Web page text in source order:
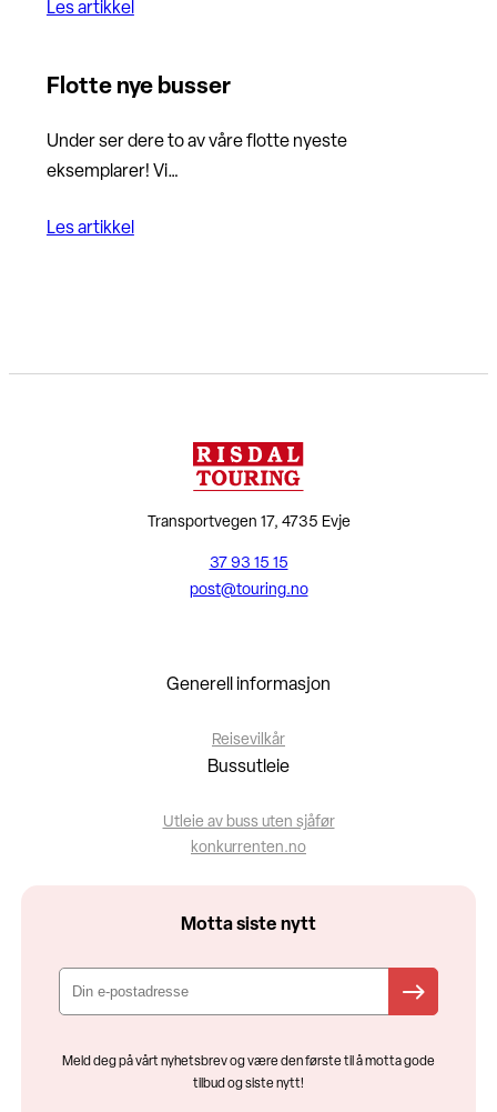
Les artikkel
Flotte nye busser
Under ser dere to av våre flotte nyeste
eksemplarer! Vi…
Les artikkel
Transportvegen 17, 4735 Evje
37 93 15 15
post@touring.no
Generell informasjon
Reisevilkår
Bussutleie
Utleie av buss uten sjåfør
konkurrenten.no
Motta siste nytt
Meld deg på vårt nyhetsbrev og være den første til å motta gode
tilbud og siste nytt!